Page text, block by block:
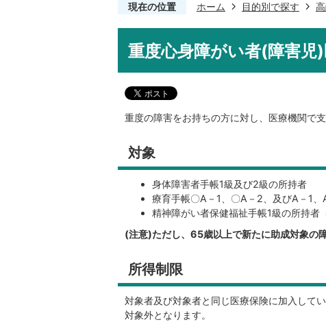
現在の位置 ホーム 目的別で探す
重度心身障がい者(障害児
重度の障害をお持ちの方に対し、医療機関で
対象
身体障害者手帳1級及び2級の所持者
療育手帳〇A－1、〇A－2、及びA－1
精神障がい者保健福祉手帳1級の所持者
(注意)ただし、65歳以上で新たに助成対象の
所得制限
対象者及び対象者と同じ医療保険に加入して
対象外となります。